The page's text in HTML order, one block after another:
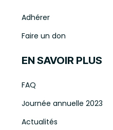
Adhérer
Faire un don
EN SAVOIR PLUS
FAQ
Journée annuelle 2023
Actualités